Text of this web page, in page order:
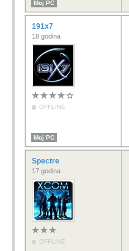
Moj PC
191x7
18 godina
OFFLINE
Moj PC
Spectre
17 godina
OFFLINE